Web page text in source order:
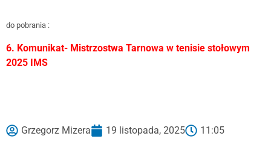
do pobrania :
6. Komunikat- Mistrzostwa Tarnowa w tenisie stołowym
2025 IMS
Grzegorz Mizera 19 listopada, 2025 11:05